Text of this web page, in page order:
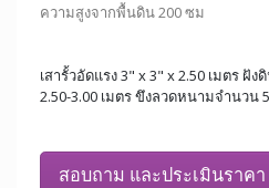
ความสูงจากพื้นดิน 200 ซม
เสารั้วอัดแรง 3" x 3" x 2.50 เมตร ฝัง
2.50-3.00 เมตร ขึงลวดหนามจำนวน
สอบถาม และประเมินราคา